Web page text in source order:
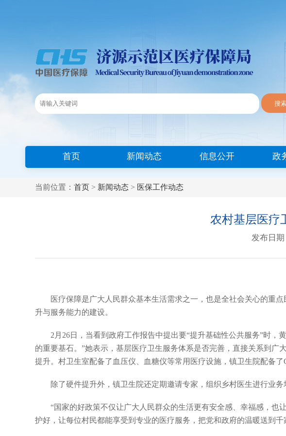
搜
首页 新闻动态 信息公开 政
当前位置： 首页 > 新闻动态 > 医保工作动态
农村基层医疗
发布日
医疗保障是广大人民群众基本生活需求之一，也是全社会关心的重
升与服务能力的建设。
2月26日，当看到政府工作报告中提出要“提升基础性公共服务”时
的重要基石。”她表示，基层医疗卫生服务体系是否完善，直接关系到
提升。村卫生室配备了血压仪、血糖仪等常用医疗设施，镇卫生院配备
除了硬件提升外，镇卫生院还定期邀请专家，组织乡村医生进行业务
“国家的好政策不仅让广大人民群众的生活更有安全感、幸福感，
护好，让每位村民都能享受到专业的医疗服务，把党和政府的温暖送到千